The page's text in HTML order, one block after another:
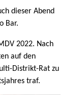
dieser Abend
Bar.
2022. Nach
auf den
Distrikt-Rat zu
traf.